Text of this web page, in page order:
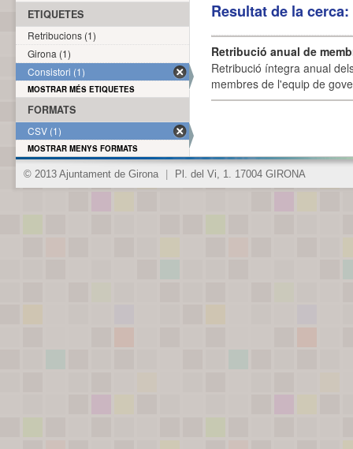
Resultat de la
Retribució anual de
Retribució íntegra anual
membres de l'equip de
ETIQUETES
Retribucions (1)
Girona (1)
Consistori (1)
MOSTRAR MÉS ETIQUETES
FORMATS
CSV (1)
MOSTRAR MENYS FORMATS
© 2013 Ajuntament de Girona Pl. del Vi, 1. 17004 GIRONA